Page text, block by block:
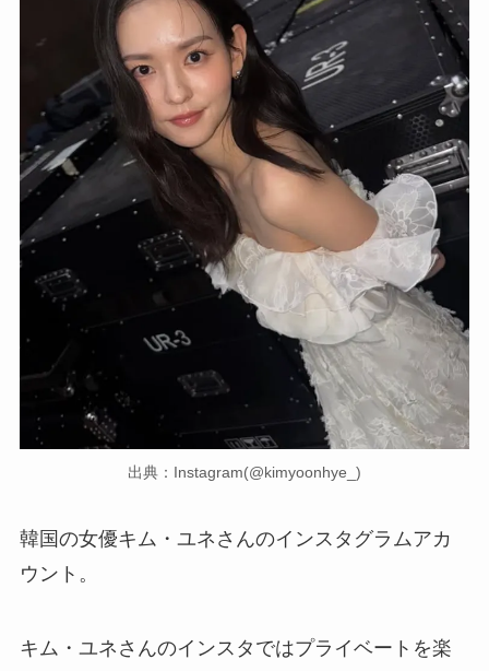
出典：Instagram(@kimyoonhye_)
韓国の女優キム・ユネさんのインスタグラムアカ
ウント。
キム・ユネさんのインスタではプライベートを楽